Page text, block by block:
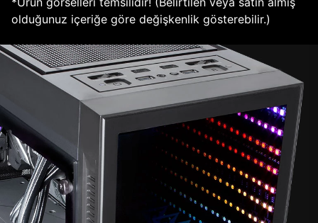
olduğunuz içeriğe göre değişkenlik gösterebilir.)